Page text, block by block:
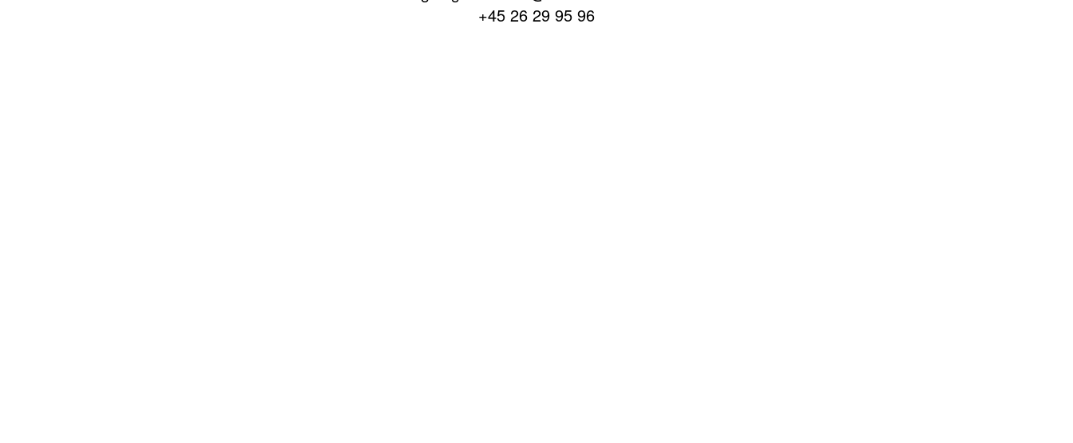
+45 26 29 95 96